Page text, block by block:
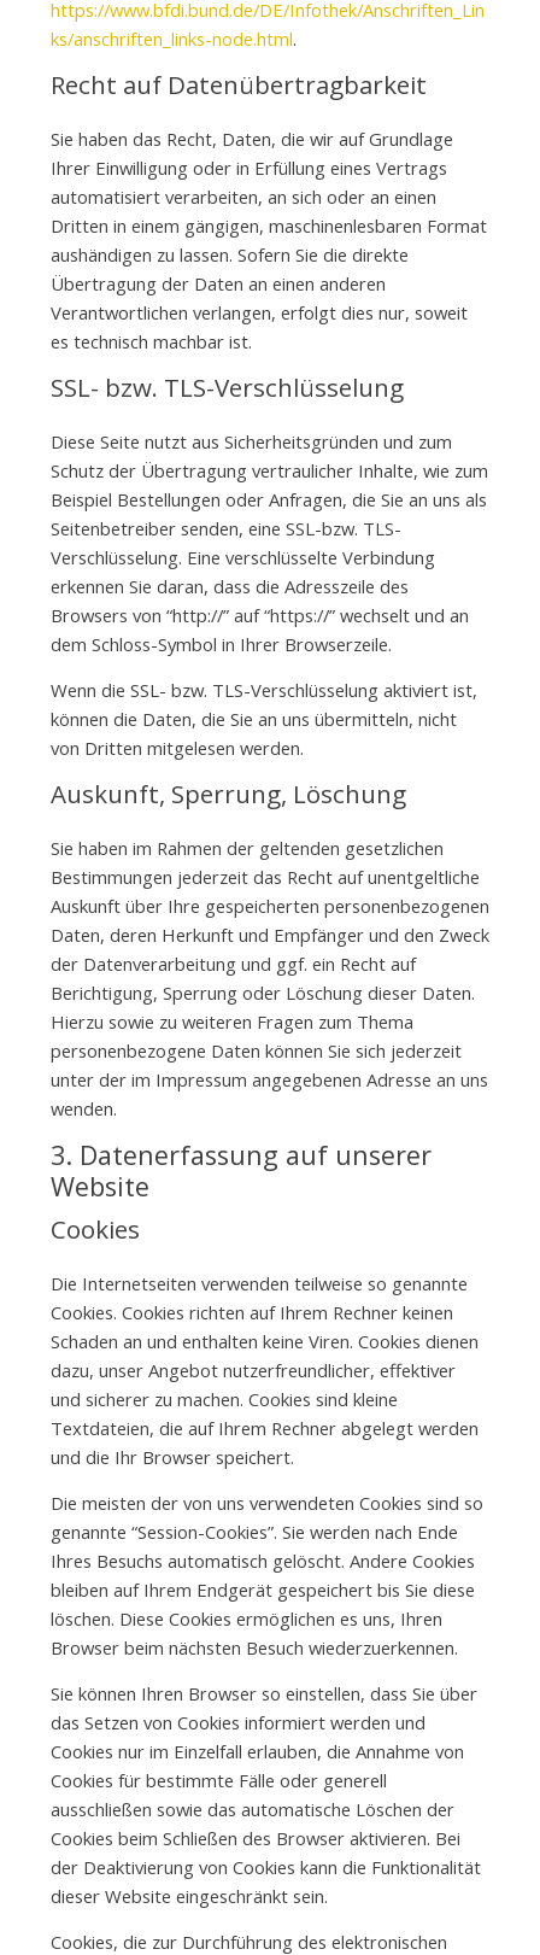
https://www.bfdi.bund.de/DE/Infothek/Anschriften_Lin
ks/anschriften_links-node.html.
Recht auf Datenübertragbarkeit
Sie haben das Recht, Daten, die wir auf Grundlage
Ihrer Einwilligung oder in Erfüllung eines Vertrags
automatisiert verarbeiten, an sich oder an einen
Dritten in einem gängigen, maschinenlesbaren Format
aushändigen zu lassen. Sofern Sie die direkte
Übertragung der Daten an einen anderen
Verantwortlichen verlangen, erfolgt dies nur, soweit
es technisch machbar ist.
SSL- bzw. TLS-Verschlüsselung
Diese Seite nutzt aus Sicherheitsgründen und zum
Schutz der Übertragung vertraulicher Inhalte, wie zum
Beispiel Bestellungen oder Anfragen, die Sie an uns als
Seitenbetreiber senden, eine SSL-bzw. TLS-
Verschlüsselung. Eine verschlüsselte Verbindung
erkennen Sie daran, dass die Adresszeile des
Browsers von “http://” auf “https://” wechselt und an
dem Schloss-Symbol in Ihrer Browserzeile.
Wenn die SSL- bzw. TLS-Verschlüsselung aktiviert ist,
können die Daten, die Sie an uns übermitteln, nicht
von Dritten mitgelesen werden.
Auskunft, Sperrung, Löschung
Sie haben im Rahmen der geltenden gesetzlichen
Bestimmungen jederzeit das Recht auf unentgeltliche
Auskunft über Ihre gespeicherten personenbezogenen
Daten, deren Herkunft und Empfänger und den Zweck
der Datenverarbeitung und ggf. ein Recht auf
Berichtigung, Sperrung oder Löschung dieser Daten.
Hierzu sowie zu weiteren Fragen zum Thema
personenbezogene Daten können Sie sich jederzeit
unter der im Impressum angegebenen Adresse an uns
wenden.
3. Datenerfassung auf unserer
Website
Cookies
Die Internetseiten verwenden teilweise so genannte
Cookies. Cookies richten auf Ihrem Rechner keinen
Schaden an und enthalten keine Viren. Cookies dienen
dazu, unser Angebot nutzerfreundlicher, effektiver
und sicherer zu machen. Cookies sind kleine
Textdateien, die auf Ihrem Rechner abgelegt werden
und die Ihr Browser speichert.
Die meisten der von uns verwendeten Cookies sind so
genannte “Session-Cookies”. Sie werden nach Ende
Ihres Besuchs automatisch gelöscht. Andere Cookies
bleiben auf Ihrem Endgerät gespeichert bis Sie diese
löschen. Diese Cookies ermöglichen es uns, Ihren
Browser beim nächsten Besuch wiederzuerkennen.
Sie können Ihren Browser so einstellen, dass Sie über
das Setzen von Cookies informiert werden und
Cookies nur im Einzelfall erlauben, die Annahme von
Cookies für bestimmte Fälle oder generell
ausschließen sowie das automatische Löschen der
Cookies beim Schließen des Browser aktivieren. Bei
der Deaktivierung von Cookies kann die Funktionalität
dieser Website eingeschränkt sein.
Cookies, die zur Durchführung des elektronischen